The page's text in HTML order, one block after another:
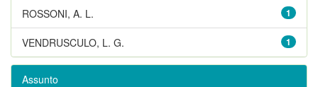
1
ROSSONI, A. L.
1
VENDRUSCULO, L. G.
Assunto